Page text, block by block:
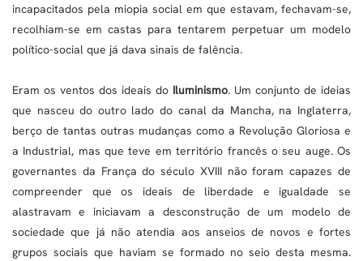
incapacitados pela miopia social em que estavam, fechavam-se,
recolhiam-se em castas para tentarem perpetuar um modelo
político-social que já dava sinais de falência.
Eram os ventos dos ideais do Iluminismo. Um conjunto de ideias
que nasceu do outro lado do canal da Mancha, na Inglaterra,
berço de tantas outras mudanças como a Revolução Gloriosa e
a Industrial, mas que teve em território francês o seu auge. Os
governantes da França do século XVIII não foram capazes de
compreender que os ideais de liberdade e igualdade se
alastravam e iniciavam a desconstrução de um modelo de
sociedade que já não atendia aos anseios de novos e fortes
grupos sociais que haviam se formado no seio desta mesma.